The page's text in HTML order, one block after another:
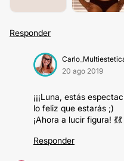
Responder
20 ago 2019
¡¡¡Luna, estás
lo feliz que estarás ;)
¡Ahora a lucir figura! 💃💃
Responder